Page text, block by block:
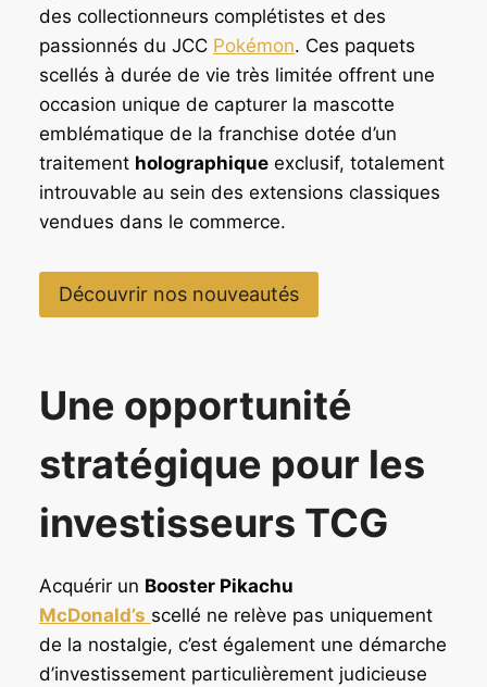
des collectionneurs complétistes et des
passionnés du JCC Pokémon. Ces paquets
scellés à durée de vie très limitée offrent une
occasion unique de capturer la mascotte
emblématique de la franchise dotée d’un
traitement holographique exclusif, totalement
introuvable au sein des extensions classiques
vendues dans le commerce.
Découvrir nos nouveautés
Une opportunité
stratégique pour les
investisseurs TCG
Acquérir un Booster Pikachu
McDonald’s scellé ne relève pas uniquement
de la nostalgie, c’est également une démarche
d’investissement particulièrement judicieuse